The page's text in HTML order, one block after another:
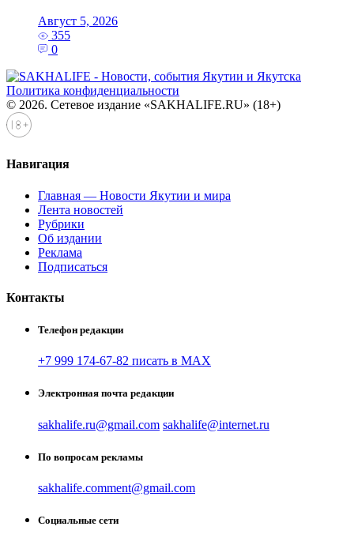
Август 5, 2026
355
0
Политика конфиденциальности
© 2026. Сетевое издание «SAKHALIFE.RU» (18+)
Навигация
Главная — Новости Якутии и мира
Лента новостей
Рубрики
Об издании
Реклама
Подписаться
Контакты
Телефон редакции
+7 999 174-67-82 писать в MAX
Электронная почта редакции
sakhalife.ru@gmail.com sakhalife@internet.ru
По вопросам рекламы
sakhalife.comment@gmail.com
Социальные сети